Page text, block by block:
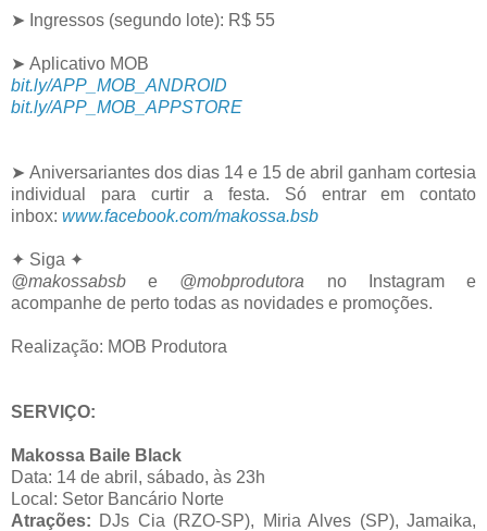
➤ Ingressos (segundo lote): R$ 55
➤ Aplicativo MOB
bit.ly/APP_MOB_ANDROID
bit.ly/APP_MOB_APPSTORE
➤ Aniversariantes dos dias 14 e 15 de abril ganham cortesia
individual para curtir a festa. Só entrar em contato
inbox: www.facebook.com/makossa.bsb
✦ Siga ✦
@makossabsb e @mobprodutora no Instagram e
acompanhe de perto todas as novidades e promoções.
Realização: MOB Produtora
SERVIÇO:
Makossa Baile Black
Data: 14 de abril, sábado, às 23h
Local: Setor Bancário Norte
Atrações: DJs Cia (RZO-SP), Miria Alves (SP), Jamaika,